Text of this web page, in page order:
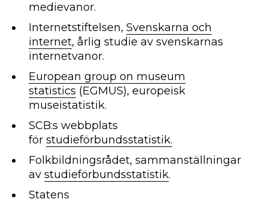
medievanor.
Internetstiftelsen, Svenskarna och
internet, årlig studie av svenskarnas
internetvanor.
European group on museum
statistics (EGMUS), europeisk
museistatistik.
SCB:s webbplats
för studieförbundsstatistik.
Folkbildningsrådet, sammanställningar
av studieförbundsstatistik.
Statens